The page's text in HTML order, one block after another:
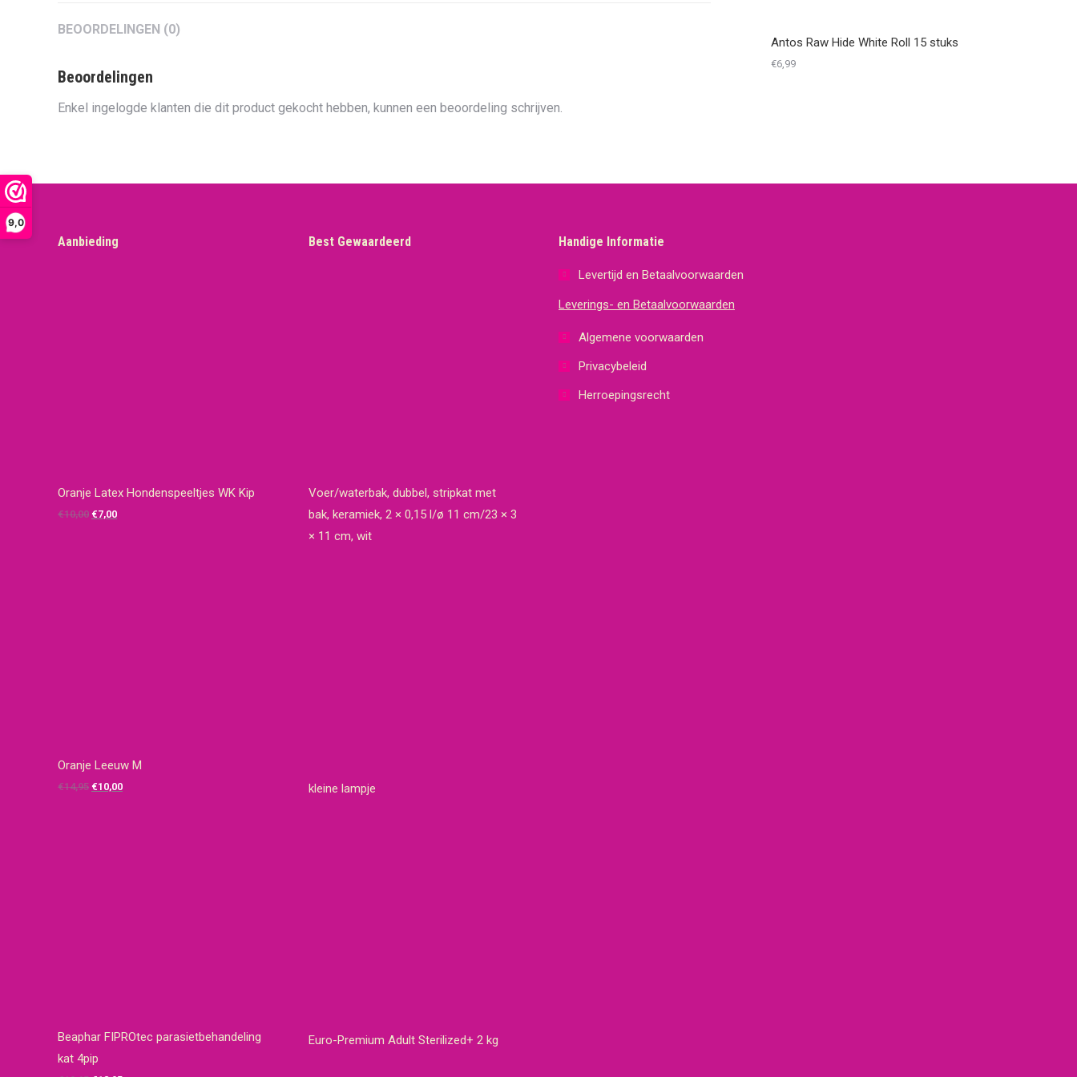
9,0
BEOORDELINGEN (0)
Beoordelingen
Enkel ingelogde klanten die dit product gekocht hebben, kunnen een beoordeling schrijven.
Antos Raw Hide White Roll 15 stuks
€6,99
Aanbieding
Oranje Latex Hondenspeeltjes WK Kip
€10,00 Oorspronkelijke
€7,00Huidige
Oranje Leeuw M
€14,95 Oorspronkelijke
€10,00Huidige
Beaphar FIPROtec parasietbehandeling
kat 4pip
Best Gewaardeerd
Voer/waterbak, dubbel, stripkat met
bak, keramiek, 2 × 0,15 l/ø 11 cm/23 × 3
× 11 cm, wit
kleine lampje
Euro-Premium Adult Sterilized+ 2 kg
Handige Informatie
Levertijd en Betaalvoorwaarden
Leverings- en Betaalvoorwaarden
Algemene voorwaarden
Privacybeleid
Herroepingsrecht